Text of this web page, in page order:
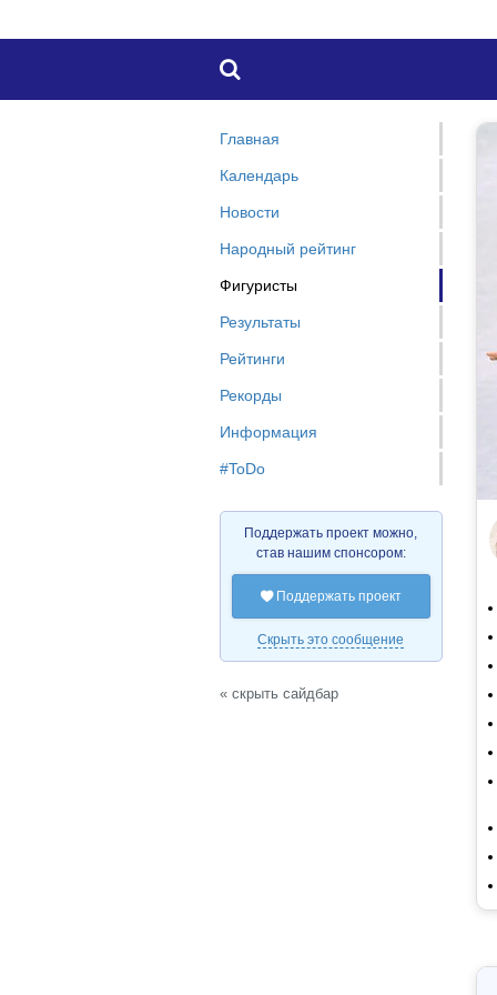

Главная
Календарь
Новости
Народный рейтинг
Фигуристы
Результаты
Рейтинги
Рекорды
Информация
#ToDo
Поддержать проект можно,
став нашим спонсором:
Поддержать проект
Скрыть это сообщение
« скрыть сайдбар